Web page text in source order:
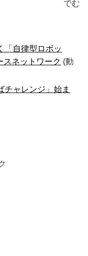
でむ
「自律型ロボッ
スネットワーク (動
ャレンジ」始ま